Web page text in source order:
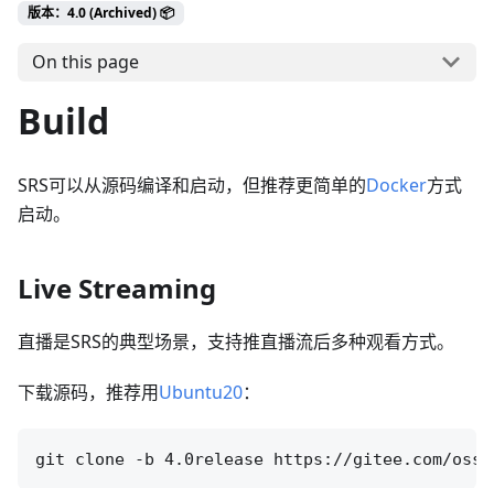
版本：4.0 (Archived) 📦
On this page
Build
SRS可以从源码编译和启动，但推荐更简单的Docker方式
启动。
Live Streaming
直播是SRS的典型场景，支持推直播流后多种观看方式。
下载源码，推荐用Ubuntu20：